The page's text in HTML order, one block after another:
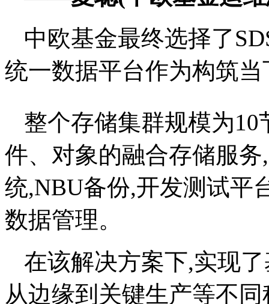
中欧基金最终选择了
统一数据平台作为构筑
整个存储集群规模为
件、对象的融合存储服
统,NBU备份,开发测试平
数据管理。
在该解决方案下,实现
从边缘到关键生产等不